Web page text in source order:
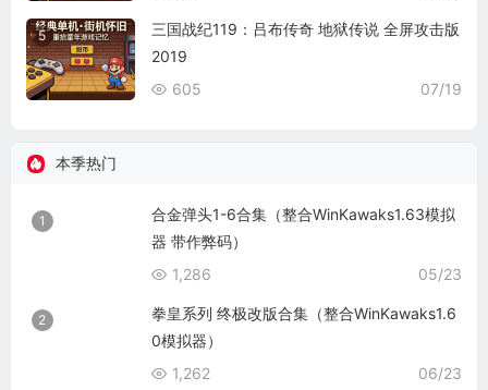
5
三国战纪119：吕布传奇 地狱传说 全屏攻击版
2019
07/19
605
本季热门
1
合金弹头1-6合集（整合WinKawaks1.63模拟
器 带作弊码）
05/23
1,286
2
拳皇系列 终极改版合集（整合WinKawaks1.6
0模拟器）
06/23
1,262